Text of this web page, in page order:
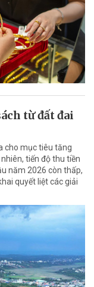
từ đất đai
cho mục tiêu tăng
tiến độ thu tiền
năm 2026 còn thấp,
quyết liệt các giải